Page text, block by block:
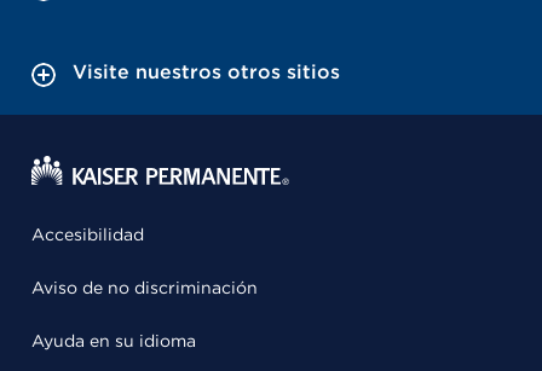
Visite nuestros otros sitios
Accesibilidad
Aviso de no discriminación
Ayuda en su idioma